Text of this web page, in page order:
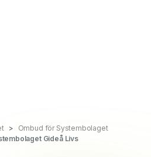
Ombud för Systembolaget
Gideå Livs